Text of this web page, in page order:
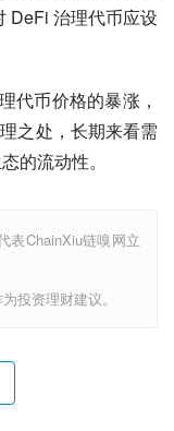
DeFi 治理代币应设
代币价格的暴涨，
之处，长期来看需
的流动性。
表ChainXiu链嗅网立
投资理财建议。